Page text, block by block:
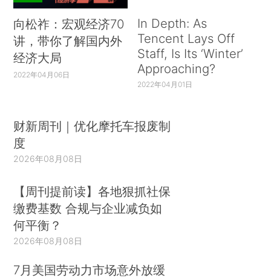
向松祚：宏观经济70
讲，带你了解国内外
经济大局
2022年04月06日
In Depth: As
Tencent Lays Off
Staff, Is Its ‘Winter’
Approaching?
2022年04月01日
财新周刊｜优化摩托车报废制
度
2026年08月08日
【周刊提前读】各地狠抓社保
缴费基数 合规与企业减负如
何平衡？
2026年08月08日
7月美国劳动力市场意外放缓